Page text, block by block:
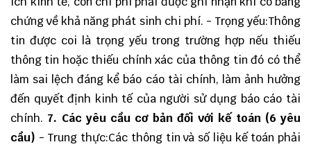
chứng về khả năng phát sinh chi phí. - Trọng yếu:Thông
tin được coi là trọng yếu trong trường hợp nếu thiếu
thông tin hoặc thiếu chính xác của thông tin đó có thể
làm sai lệch đáng kể báo cáo tài chính, làm ảnh hưởng
đến quyết định kinh tế của người sử dụng báo cáo tài
chính. 7. Các yêu cầu cơ bản đối với kế toán (6 yêu
cầu) - Trung thực:Các thông tin và số liệu kế toán phải